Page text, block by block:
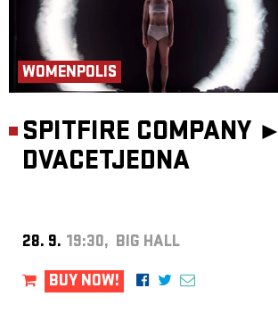
WOMENPOLIS
SPITFIRE COMPANY ►
DVACETJEDNA
28. 9. 19:30, BIG HALL
BUY NOW!